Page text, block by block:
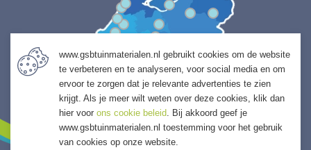
www.gsbtuinmaterialen.nl gebruikt cookies om de website
te verbeteren en te analyseren, voor social media en om
ervoor te zorgen dat je relevante advertenties te zien
krijgt. Als je meer wilt weten over deze cookies, klik dan
hier voor ons cookie beleid. Bij akkoord geef je
www.gsbtuinmaterialen.nl toestemming voor het gebruik
van cookies op onze website.